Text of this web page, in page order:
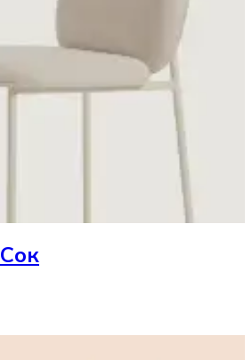
Сок